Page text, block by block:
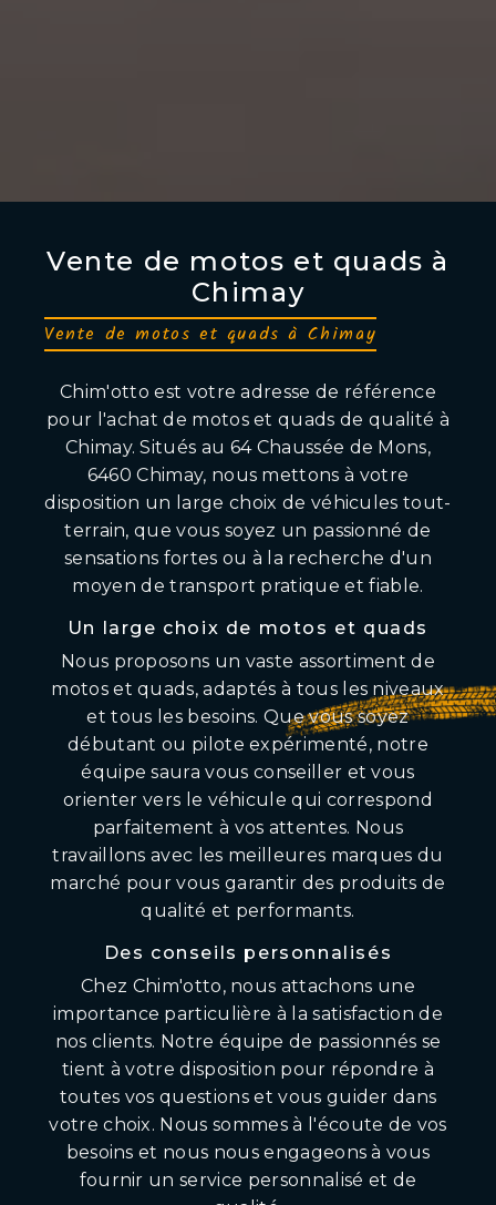
Vente de motos et quads à
Chimay
Vente de motos et quads à Chimay
Chim'otto est votre adresse de référence
pour l'achat de motos et quads de qualité à
Chimay. Situés au 64 Chaussée de Mons,
6460 Chimay, nous mettons à votre
disposition un large choix de véhicules tout-
terrain, que vous soyez un passionné de
sensations fortes ou à la recherche d'un
moyen de transport pratique et fiable.
Un large choix de motos et quads
Nous proposons un vaste assortiment de
motos et quads, adaptés à tous les niveaux
et tous les besoins. Que vous soyez
débutant ou pilote expérimenté, notre
équipe saura vous conseiller et vous
orienter vers le véhicule qui correspond
parfaitement à vos attentes. Nous
travaillons avec les meilleures marques du
marché pour vous garantir des produits de
qualité et performants.
Des conseils personnalisés
Chez Chim'otto, nous attachons une
importance particulière à la satisfaction de
nos clients. Notre équipe de passionnés se
tient à votre disposition pour répondre à
toutes vos questions et vous guider dans
votre choix. Nous sommes à l'écoute de vos
besoins et nous nous engageons à vous
fournir un service personnalisé et de